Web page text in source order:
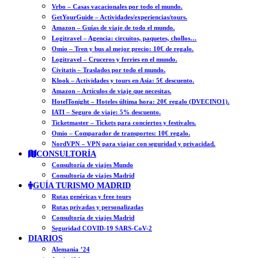
Vrbo – Casas vacacionales por todo el mundo.
GetYourGuide – Actividades/experiencias/tours.
Amazon – Guías de viaje de todo el mundo.
Logitravel – Agencia: circuitos, paquetes, chollos…
Omio – Tren y bus al mejor precio: 10€ de regalo.
Logitravel – Cruceros y ferries en el mundo.
Civitatis – Traslados por todo el mundo.
Klook – Actividades y tours en Asia: 5€ descuento.
Amazon – Artículos de viaje que necesitas.
HotelTonight – Hoteles última hora: 20€ regalo (DVECINO1).
IATI – Seguro de viaje: 5% descuento.
Ticketmaster – Tickets para conciertos y festivales.
Omio – Comparador de transportes: 10€ regalo.
NordVPN – VPN para viajar con seguridad y privacidad.
CONSULTORÍA
Consultoría de viajes Mundo
Consultoría de viajes Madrid
GUÍA TURISMO MADRID
Rutas genéricas y free tours
Rutas privadas y personalizadas
Consultoría de viajes Madrid
Seguridad COVID-19 SARS-CoV-2
DIARIOS
Alemania ’24